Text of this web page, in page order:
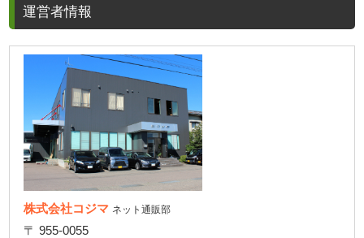
運営者情報
株式会社コジマ ネット通販部
〒 955-0055